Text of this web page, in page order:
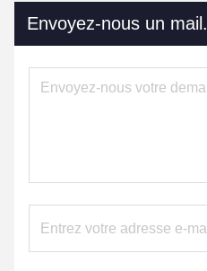
Envoyez-nous un mail.